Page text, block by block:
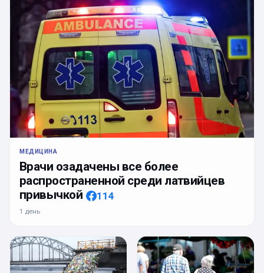
МЕДИЦИНА
Врачи озадачены все более
распространенной среди латвийцев
привычкой
114
1 день